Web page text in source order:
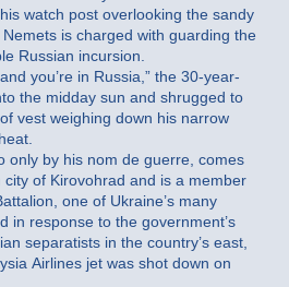
watch post overlooking the sandy
is charged with guarding the
Russian incursion.
you’re in Russia,” the 30-year-
the midday sun and shrugged to
vest weighing down his narrow
only by his nom de guerre, comes
of Kirovohrad and is a member
one of Ukraine’s many
in response to the government’s
separatists in the country’s east,
Airlines jet was shot down on